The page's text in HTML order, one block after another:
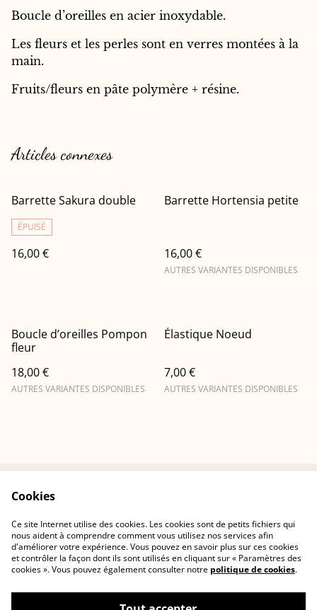
Boucle d’oreilles en acier inoxydable.
Les fleurs et les perles sont en verres montées à la
main.
Fruits/fleurs en pâte polymère + résine.
Articles connexes
Barrette Sakura double
ÉPUISÉ
16,00 €
Barrette Hortensia petite
16,00 €
AUTRES VARIANTES DISPONIBLES
Boucle d’oreilles Pompon
fleur
18,00 €
AUTRES VARIANTES DISPONIBLES
Élastique Noeud
7,00 €
AUTRES VARIANTES DISPONIBLES
confidentialité
Politique de cookies
Contactez-nous
Cookies
Ce site Internet utilise des cookies. Les cookies sont de petits fichiers qui
nous aident à comprendre comment vous utilisez nos services afin
d'améliorer votre expérience. Vous pouvez en savoir plus sur ces cookies
et contrôler la façon dont ils sont utilisés en cliquant sur « Paramètres des
cookies ». Vous pouvez également consulter notre politique de cookies.